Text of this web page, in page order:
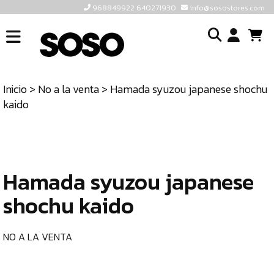
968849922 640271930 info@sosostores.com
INICIO
TIENDA
CONTACTO
968849922
640271930
o
Inicio> No a la venta> Hamada syuzou japanese shochu
kaido
Hamada syuzou japanese
shochu kaido
NO A LA VENTA